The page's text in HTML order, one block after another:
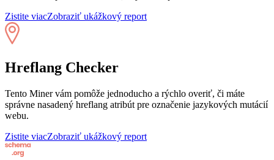
Zistite viacZobraziť ukážkový report
Hreflang Checker
Tento Miner vám pomôže jednoducho a rýchlo overiť, či máte
správne nasadený hreflang atribút pre označenie jazykových mutácií
webu.
Zistite viacZobraziť ukážkový report